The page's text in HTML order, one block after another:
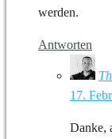
werden.
Antworten
17.
Danke,